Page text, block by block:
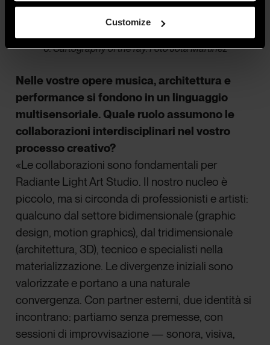
Customize
6. Cartography of the ray. Foto Jota Martinez
Nelle vostre opere musica, architettura e
performance si fondono in un linguaggio
multisensoriale. Quale ruolo assumono le
collaborazioni interdisciplinari nel vostro
processo creativo?
«Le collaborazioni sono fondamentali per
Radiante Light Art Studio. Il nostro nucleo è
piccolo, ma si circonda di professionisti e artisti:
qualcuno dal settore bidimensionale (graphic
design, motion graphics), dal tridimensionale
(architettura, 3D), tecnico e specialisti nella
materializzazione. Le divergenze iniziali sono
valorizzate e portano a una naturale
convergenza. Con partner esterni, due identità si
incontrano: partiamo senza premesse, con
sessioni di improvvisazione — sonora, visiva,